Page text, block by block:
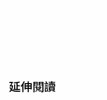
延伸閱讀